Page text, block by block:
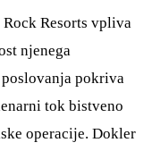
Resorts vpliva
njenega
pokriva
tok bistveno
operacije. Dokler